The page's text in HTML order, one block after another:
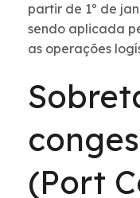
partir de 1º de
sendo aplicada
as operações
(Port